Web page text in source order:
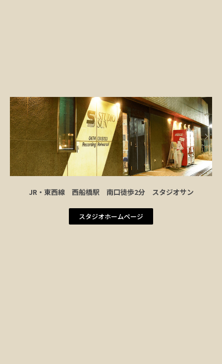
JR・東西線 西船橋駅 南口徒歩2分 スタジオサン
スタジオホームページ